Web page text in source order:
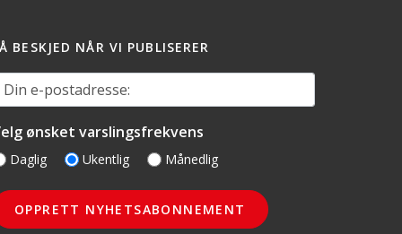
BESKJED NÅR VI PUBLISERER
Din e-postadresse:
ønsket varslingsfrekvens
Daglig Ukentlig Månedlig